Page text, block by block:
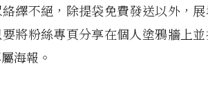
繹不絕，除提袋免費發送以外，
將粉絲專頁分享在個人塗鴉牆上
海報。